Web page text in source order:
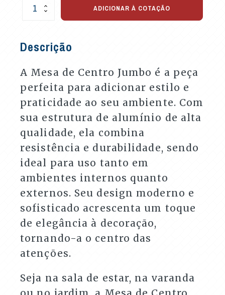
Mesa
para
quantidade
ADICIONAR À COTAÇÃO
Descrição
A Mesa de Centro Jumbo é a peça
perfeita para adicionar estilo e
praticidade ao seu ambiente. Com
sua estrutura de alumínio de alta
qualidade, ela combina
resistência e durabilidade, sendo
ideal para uso tanto em
ambientes internos quanto
externos. Seu design moderno e
sofisticado acrescenta um toque
de elegância à decoração,
tornando-a o centro das
atenções.
Seja na sala de estar, na varanda